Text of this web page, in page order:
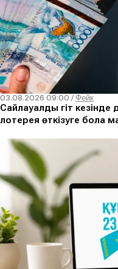
03.08.2026 09:00 /Фейк
Сайлауалды үгіт
лотерея өткізуге бола